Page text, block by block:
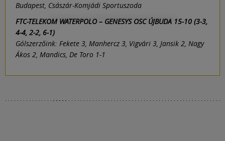
Budapest, Császár-Komjádi Sportuszoda
FTC-TELEKOM WATERPOLO – GENESYS OSC ÚJBUDA 15-10 (3-3,
4-4, 2-2, 6-1)
Gólszerzőink: Fekete 3, Manhercz 3, Vigvári 3, Jansik 2, Nagy
Ákos 2, Mandics, De Toro 1-1